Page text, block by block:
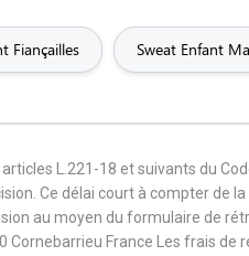
Fiançailles Sweat Enfant
L.221-18 et suivants du
Ce délai court à compter de
au moyen du formulaire de
Cornebarrieu France Les frais